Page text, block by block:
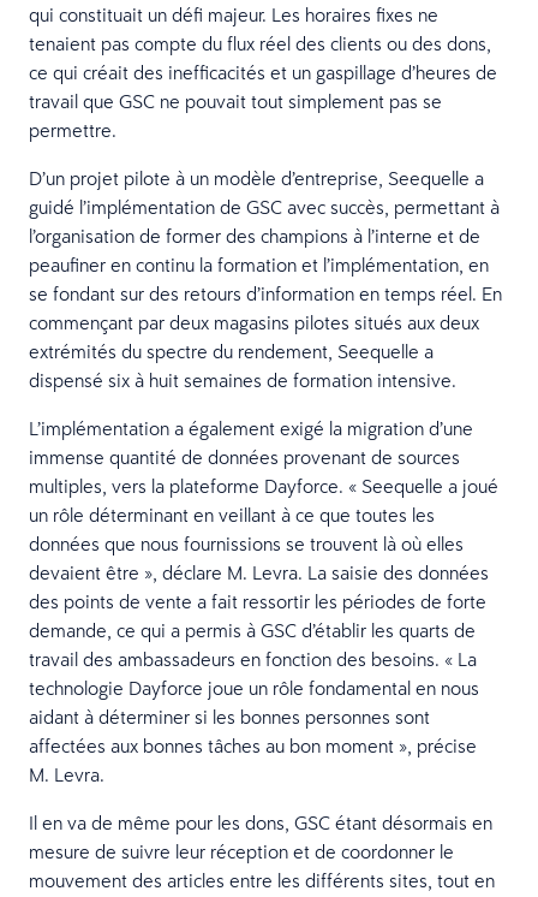
qui constituait un défi majeur. Les horaires fixes ne
tenaient pas compte du flux réel des clients ou des dons,
ce qui créait des inefficacités et un gaspillage d’heures de
travail que GSC ne pouvait tout simplement pas se
permettre.
D’un projet pilote à un modèle d’entreprise, Seequelle a
guidé l’implémentation de GSC avec succès, permettant à
l’organisation de former des champions à l’interne et de
peaufiner en continu la formation et l’implémentation, en
se fondant sur des retours d’information en temps réel. En
commençant par deux magasins pilotes situés aux deux
extrémités du spectre du rendement, Seequelle a
dispensé six à huit semaines de formation intensive.
L’implémentation a également exigé la migration d’une
immense quantité de données provenant de sources
multiples, vers la plateforme Dayforce. « Seequelle a joué
un rôle déterminant en veillant à ce que toutes les
données que nous fournissions se trouvent là où elles
devaient être », déclare M. Levra. La saisie des données
des points de vente a fait ressortir les périodes de forte
demande, ce qui a permis à GSC d’établir les quarts de
travail des ambassadeurs en fonction des besoins. « La
technologie Dayforce joue un rôle fondamental en nous
aidant à déterminer si les bonnes personnes sont
affectées aux bonnes tâches au bon moment », précise
M. Levra.
Il en va de même pour les dons, GSC étant désormais en
mesure de suivre leur réception et de coordonner le
mouvement des articles entre les différents sites, tout en